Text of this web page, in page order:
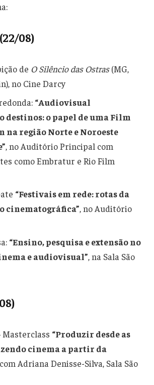
08)
de O Silêncio das Ostras(MG,
no Cine Darcy
“Audiovisual
destinos: o papel de uma Film
na região Norte e Noroeste
, no Auditório Principal com
como Embratur e Rio Film
“Festivais em rede: rotas da
cinematográfica”, no Auditório
“Ensino, pesquisa e extensão no
e audiovisual”, na Sala São
Masterclass “Produzir desde as
cinema a partir da
Adriana Denisse-Silva, Sala São